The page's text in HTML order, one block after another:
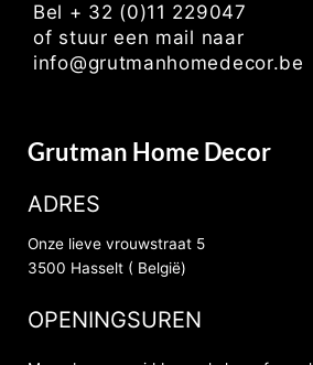
Bel + 32 (0)11 229047
of stuur een mail naar
info@grutmanhomedecor.be
Grutman Home Decor
ADRES
Onze lieve vrouwstraat 5
3500 Hasselt ( België)
OPENINGSUREN